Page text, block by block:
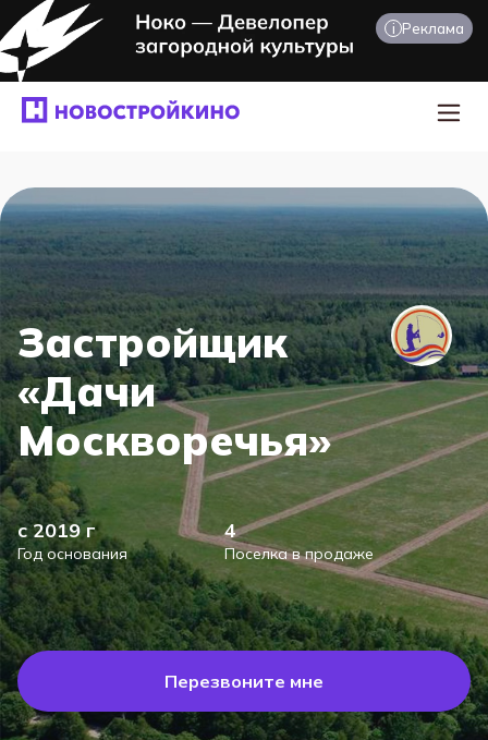
i Реклама
Главная Застройщики
Застройщик
«Дачи
Москворечья»
с 2019 г
Год основания
4
Поселка в продаже
Перезвоните мне